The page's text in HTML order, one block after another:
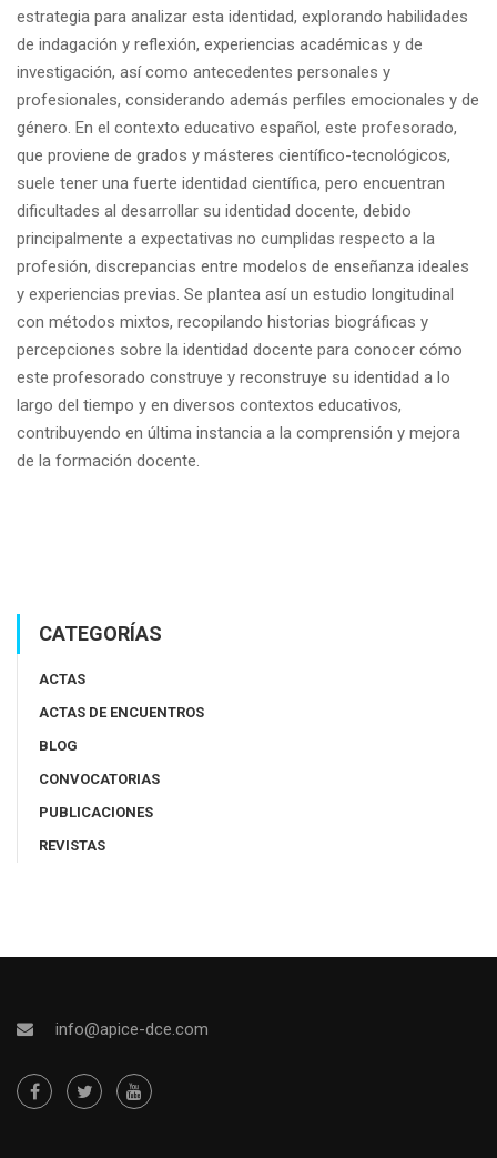
estrategia para analizar esta identidad, explorando habilidades
de indagación y reflexión, experiencias académicas y de
investigación, así como antecedentes personales y
profesionales, considerando además perfiles emocionales y de
género. En el contexto educativo español, este profesorado,
que proviene de grados y másteres científico-tecnológicos,
suele tener una fuerte identidad científica, pero encuentran
dificultades al desarrollar su identidad docente, debido
principalmente a expectativas no cumplidas respecto a la
profesión, discrepancias entre modelos de enseñanza ideales
y experiencias previas. Se plantea así un estudio longitudinal
con métodos mixtos, recopilando historias biográficas y
percepciones sobre la identidad docente para conocer cómo
este profesorado construye y reconstruye su identidad a lo
largo del tiempo y en diversos contextos educativos,
contribuyendo en última instancia a la comprensión y mejora
de la formación docente.
CATEGORÍAS
ACTAS
ACTAS DE ENCUENTROS
BLOG
CONVOCATORIAS
PUBLICACIONES
REVISTAS
info@apice-dce.com